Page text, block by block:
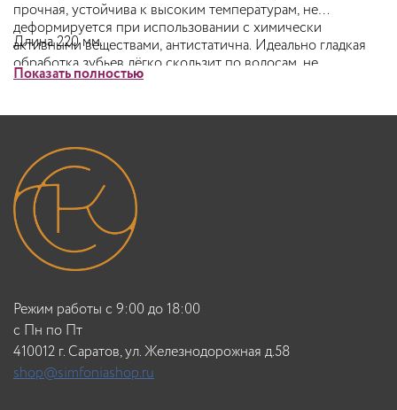
прочная, устойчива к высоким температурам, не
деформируется при использовании с химически
активными веществами, антистатична. Идеально гладкая
обработка зубьев лёгко скользит по волосам, не
повреждая их при расчёсывании. Расчёска-хвостик с
плотными зубьями одной длины подходит для коротких
укладок, мелирования. Благодаря совершенной
эргономике, её удобно держать в руке.
Длина 220 мм.
Показать полностью
Режим работы с 9:00 до 18:00
c Пн по Пт
410012 г. Саратов, ул. Железнодорожная д.58
shop@simfoniashop.ru